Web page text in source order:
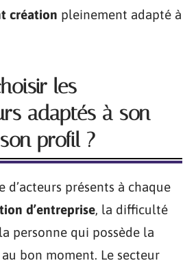
création pleinement adapté à
les
adaptés à son
profil ?
présents à chaque
d’entreprise, la difficulté
personne qui possède la
bon moment. Le secteur